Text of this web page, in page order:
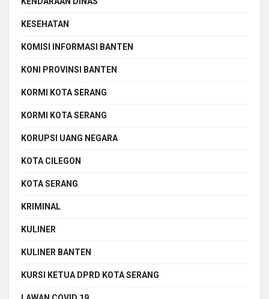
KESEHATAN
KOMISI INFORMASI BANTEN
KONI PROVINSI BANTEN
KORMI KOTA SERANG
KORMI KOTA SERANG
KORUPSI UANG NEGARA
KOTA CILEGON
KOTA SERANG
KRIMINAL
KULINER
KULINER BANTEN
KURSI KETUA DPRD KOTA SERANG